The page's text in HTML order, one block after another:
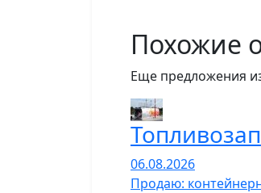
Похожие
Еще предложения
06.08.2026
Продаю: